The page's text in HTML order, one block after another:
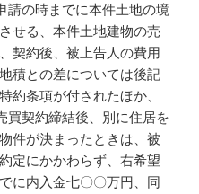
請の時までに本件土地の境
せる、本件土地建物の売
契約後、被上告人の費用
積との差については後記
約条項が付されたほか、
買契約締結後、別に住居を
件が決まったときは、被
定にかかわらず、右希望
に内入金七〇〇万円、同